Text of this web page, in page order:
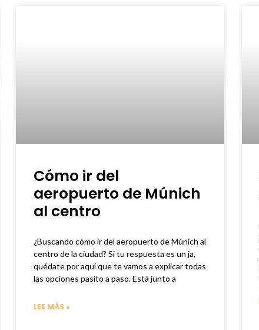
Cómo ir del
aeropuerto de Múnich
al centro
¿Buscando cómo ir del aeropuerto de Múnich al
centro de la ciudad? Si tu respuesta es un ja,
quédate por aquí que te vamos a explicar todas
las opciones pasito a paso. Está junto a
LEE MÁS »